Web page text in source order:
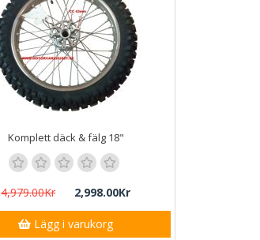
Komplett däck & fälg 18"
4,979.00Kr 2,998.00Kr
Lägg i varukorg